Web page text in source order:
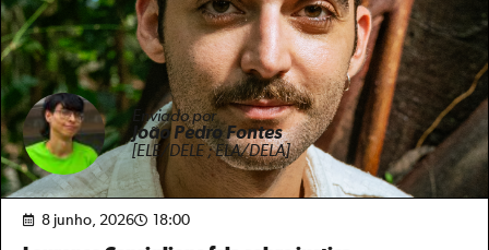
Enviado por
João Pedro Fontes
[ELE/DELE ; ELA/DELA]
8 junho, 2026 18:00